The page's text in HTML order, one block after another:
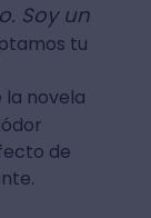
Soy un
tu
la novela
de